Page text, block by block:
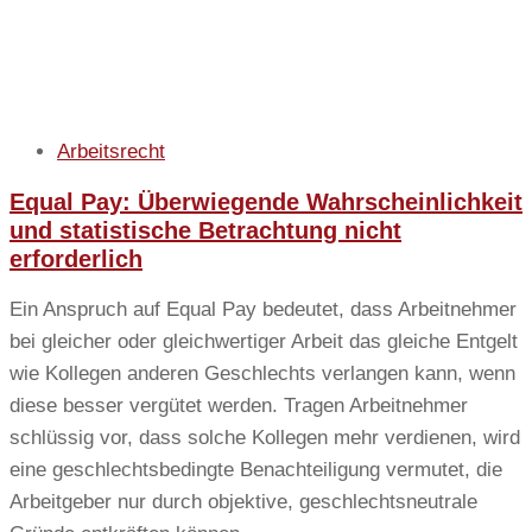
Arbeitsrecht
Equal Pay: Überwiegende Wahrscheinlichkeit
und statistische Betrachtung nicht
erforderlich
Ein Anspruch auf Equal Pay bedeutet, dass Arbeitnehmer
bei gleicher oder gleichwertiger Arbeit das gleiche Entgelt
wie Kollegen anderen Geschlechts verlangen kann, wenn
diese besser vergütet werden. Tragen Arbeitnehmer
schlüssig vor, dass solche Kollegen mehr verdienen, wird
eine geschlechtsbedingte Benachteiligung vermutet, die
Arbeitgeber nur durch objektive, geschlechtsneutrale